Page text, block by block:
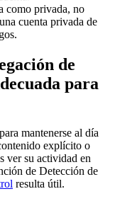
como privada, no
cuenta privada de
de
para
mantenerse al día
explícito o
ver su actividad en
de Detección de
resulta útil.